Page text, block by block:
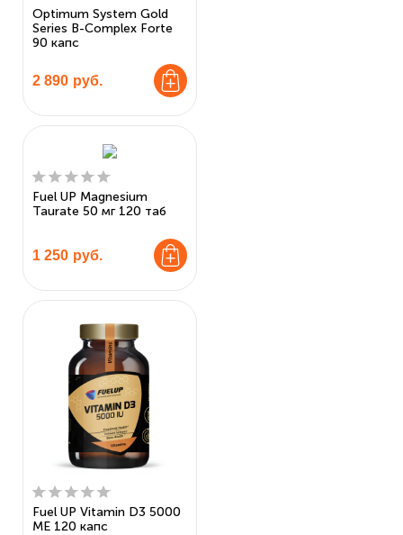
Optimum System Gold
Series B-Complex Forte
90 капс
2 890 руб.
Fuel UP Magnesium
Taurate 50 мг 120 таб
1 250 руб.
Fuel UP Vitamin D3 5000
МЕ 120 капс